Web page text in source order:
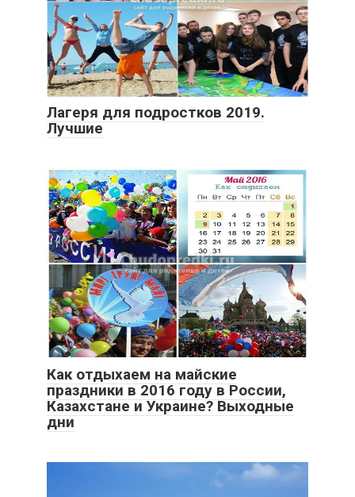
Лагеря для подростков 2019.
Лучшие
Как отдыхаем на майские
праздники в 2016 году в России,
Казахстане и Украине? Выходные
дни